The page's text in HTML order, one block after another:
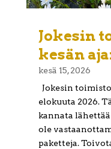
Jokesin
kesän
kesä 15, 2026
Jokesin
elokuuta 2026.
kannata
ole
paketteja.